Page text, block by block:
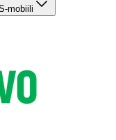
mobiili